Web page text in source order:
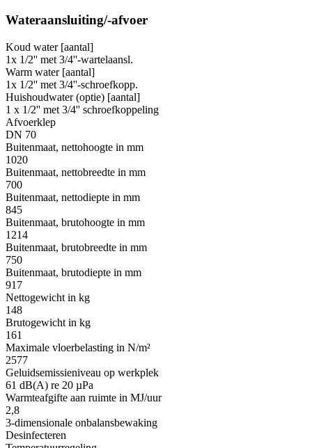
Wateraansluiting/-afvoer
Koud water [aantal]
1x 1/2'' met 3/4''-wartelaansl.
Warm water [aantal]
1x 1/2'' met 3/4''-schroefkopp.
Huishoudwater (optie) [aantal]
1 x 1/2'' met 3/4'' schroefkoppeling
Afvoerklep
DN 70
Buitenmaat, nettohoogte in mm
1020
Buitenmaat, nettobreedte in mm
700
Buitenmaat, nettodiepte in mm
845
Buitenmaat, brutohoogte in mm
1214
Buitenmaat, brutobreedte in mm
750
Buitenmaat, brutodiepte in mm
917
Nettogewicht in kg
148
Brutogewicht in kg
161
Maximale vloerbelasting in N/m²
2577
Geluidsemissieniveau op werkplek
61 dB(A) re 20 µPa
Warmteafgifte aan ruimte in MJ/uur
2,8
3-dimensionale onbalansbewaking
Desinfecteren